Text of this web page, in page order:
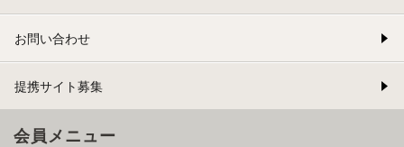
お問い合わせ
提携サイト募集
会員メニュー